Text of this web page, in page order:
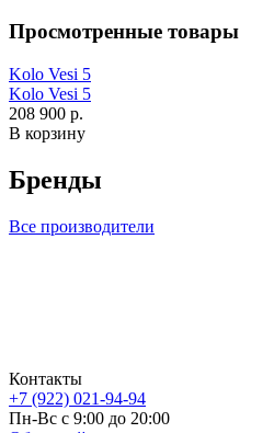
Просмотренные товары
Kolo Vesi 5
Kolo Vesi 5
208 900 р.
В корзину
Бренды
Все производители
Контакты
+7 (922) 021-94-94
Пн-Вс с 9:00 до 20:00